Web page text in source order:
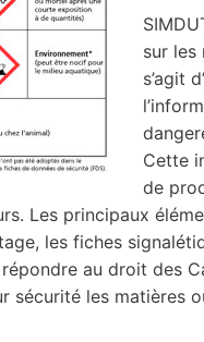
sur les
s’agit
Cette
de
Les principaux
les fiches
au droit des
sécurité les matières